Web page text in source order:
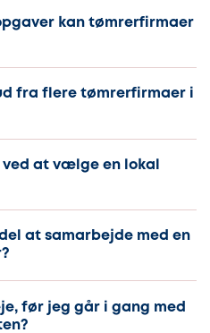
kan tømrerfirmaer
fra flere tømrerfirmaer i
at vælge en lokal
at samarbejde med en
før jeg går i gang med